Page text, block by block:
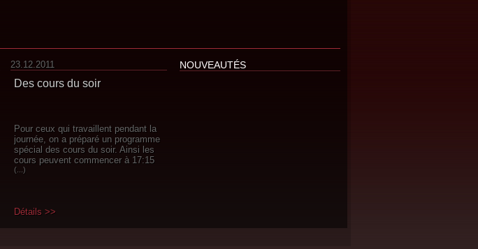
23.12.2011
Des cours du soir
Pour ceux qui travaillent pendant la
journée, on a préparé un programme
spécial des cours du soir. Ainsi les
cours peuvent commencer à 17:15
(...)
Détails >>
NOUVEAUTÉS